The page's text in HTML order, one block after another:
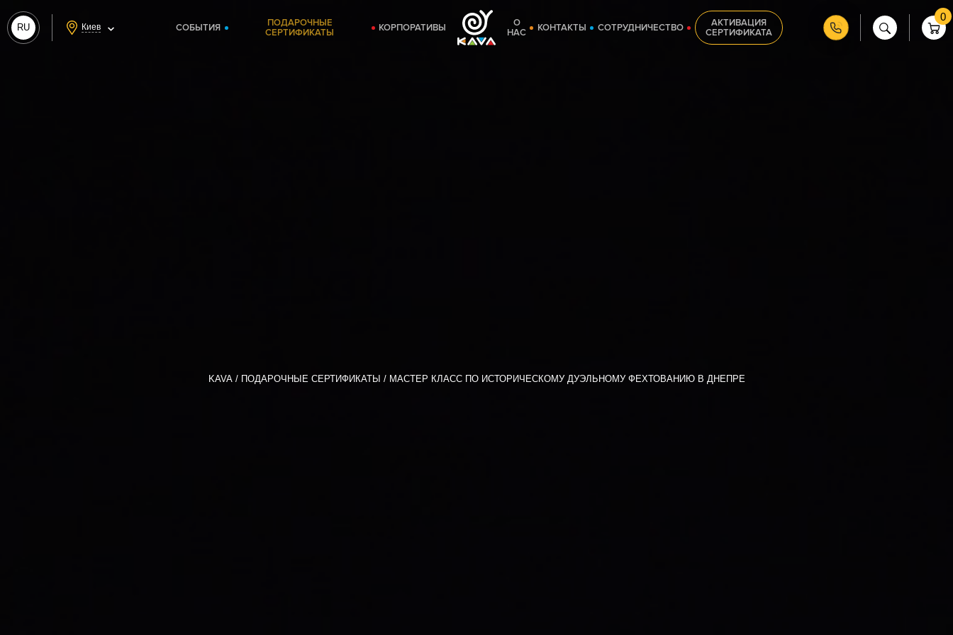
RU Киев СОБЫТИЯ
ПОДАРОЧНЫЕ
СЕРТИФИКАТЫ
КОРПОРАТИВЫ
О
НАС
КОНТАКТЫ СОТРУДНИЧЕСТВО
АКТИВАЦИЯ
СЕРТИФИКАТА
0
KAVA ПОДАРОЧНЫЕ СЕРТИФИКАТЫ МАСТЕР КЛАСС ПО ИСТОРИЧЕСКОМУ ДУЭЛЬНОМУ ФЕХТОВАНИЮ В ДНЕПРЕ